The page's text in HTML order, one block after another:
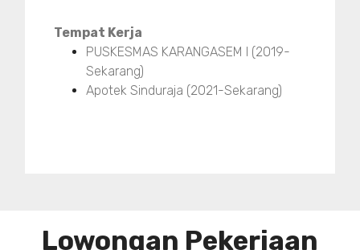
Tempat Kerja
PUSKESMAS KARANGASEM I (2019-
Sekarang)
Apotek Sinduraja (2021-Sekarang)
Lowongan Pekerjaan